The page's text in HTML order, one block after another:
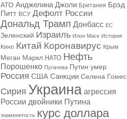
АТО Анджелина Джоли Британия Брэд
Питт ВСУ Дефолт России
Дональд Трамп Донбасс ЕС
Зеленский Израиль Илон Маск История
Кино Китай Коронавирус Крым
Меган Маркл НАТО Нефть
Порошенко Пугачева Путин умер
Россия США Санкции Селена Гомес
Сирия Украина агрессия
России двойники Путина
знаменитость курс доллара